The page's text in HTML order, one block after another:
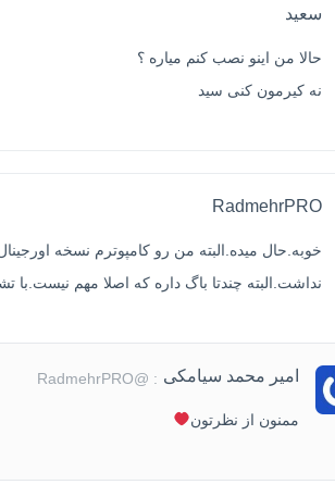
سعید
حالا من اینو نصب کنم میاره ؟
نه کیرمون کنی سید
RadmehrPRO
خوبه.حال میده.البته من رو کامپوترم نسخه
نداشت.البته چندتا باگ داره که اصلا مهم نیست.با
امیر محمد سیامکی : @RadmehrPRO
ممنون از نظرتون